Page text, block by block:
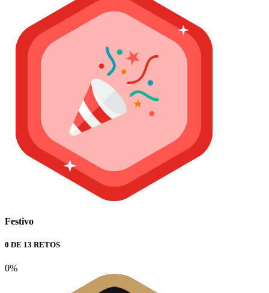
Festivo
0 DE 13 RETOS
0%